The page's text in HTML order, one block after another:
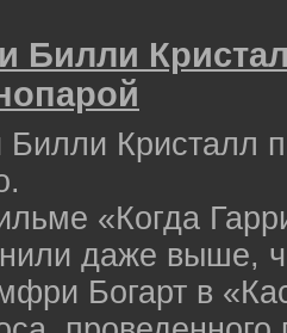
Билли
Билли Кристалл
«Когда
даже выше,
Богарт в